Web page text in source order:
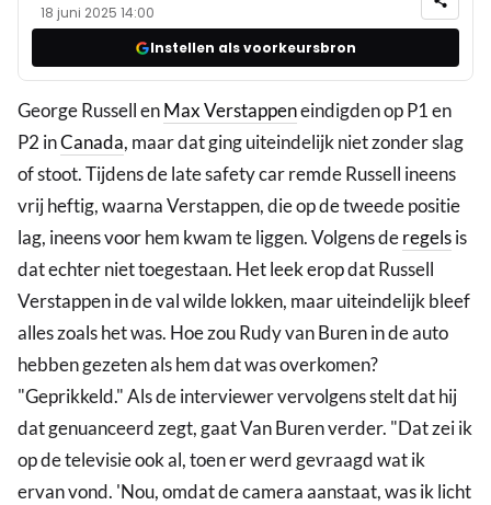
18 juni 2025 14:00
Instellen als voorkeursbron
George Russell enMax Verstappeneindigden op P1 en
P2 inCanada, maar dat ging uiteindelijk niet zonder slag
of stoot. Tijdens de late safety car remde Russell ineens
vrij heftig, waarna Verstappen, die op de tweede positie
lag, ineens voor hem kwam te liggen. Volgens deregelsis
dat echter niet toegestaan. Het leek erop dat Russell
Verstappen in de val wilde lokken, maar uiteindelijk bleef
alles zoals het was. Hoe zou Rudy van Buren in de auto
hebben gezeten als hem dat was overkomen?
"Geprikkeld." Als de interviewer vervolgens stelt dat hij
dat genuanceerd zegt, gaat Van Buren verder. "Dat zei ik
op de televisie ook al, toen er werd gevraagd wat ik
ervan vond. 'Nou, omdat de camera aanstaat, was ik licht